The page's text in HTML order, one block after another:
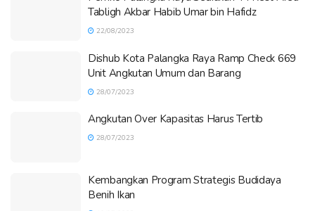
Tabligh Akbar Habib Umar bin Hafidz
22/08/2023
Dishub Kota Palangka Raya Ramp Check 669
Unit Angkutan Umum dan Barang
28/07/2023
Angkutan Over Kapasitas Harus Tertib
28/07/2023
Kembangkan Program Strategis Budidaya
Benih Ikan